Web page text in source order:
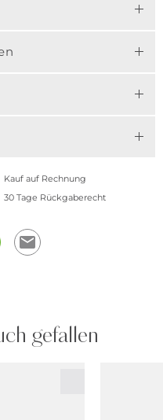
Kauf auf Rechnung
30 Tage Rückgaberecht
gefallen